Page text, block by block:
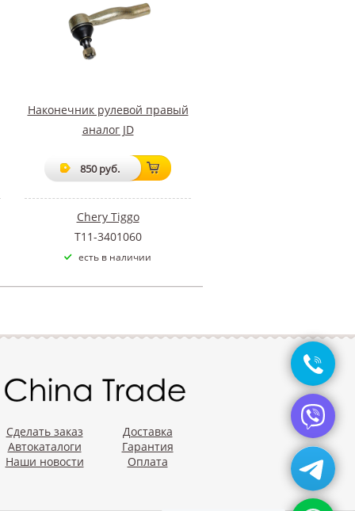
Наконечник рулевой правый
аналог JD
850 руб.
Chery Tiggo
T11-3401060
есть в наличии
Сделать заказ
Автокаталоги
Наши новости
Доставка
Гарантия
Оплата